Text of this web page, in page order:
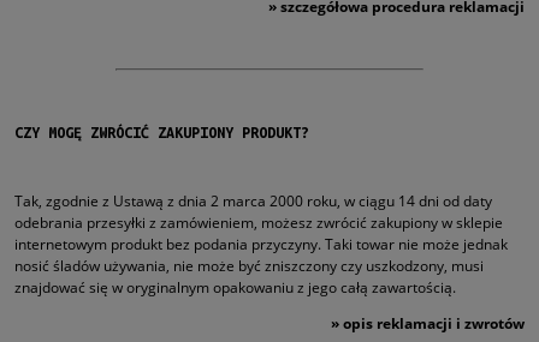
»szczegółowa procedura reklamacji
CZY MOGĘ ZWRÓCIĆ ZAKUPIONY PRODUKT?
Tak, zgodnie z Ustawą z dnia 2 marca 2000 roku, w ciągu 14 dni od daty
odebrania przesyłki z zamówieniem, możesz zwrócić zakupiony w sklepie
internetowym produkt bez podania przyczyny. Taki towar nie może jednak
nosić śladów używania, nie może być zniszczony czy uszkodzony, musi
znajdować się w oryginalnym opakowaniu z jego całą zawartością.
»opis reklamacji i zwrotów